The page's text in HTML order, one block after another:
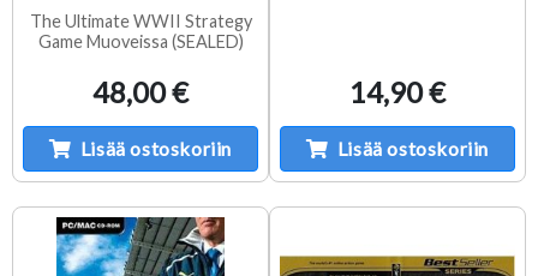
The Ultimate WWII Strategy
Game Muoveissa (SEALED)
48,00 €
Lisää ostoskoriin
14,90 €
Lisää ostoskoriin